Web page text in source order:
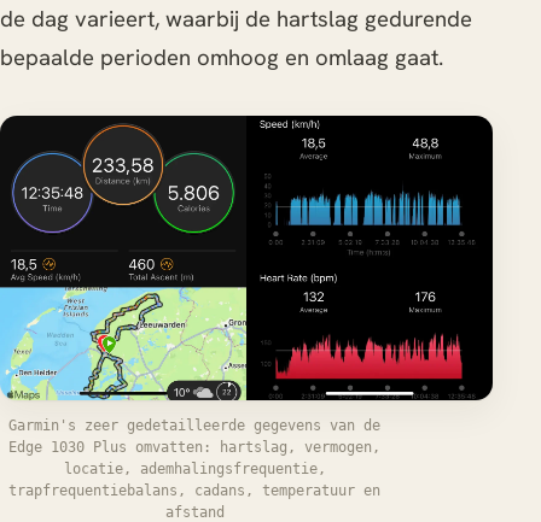
de dag varieert, waarbij de hartslag gedurende
bepaalde perioden omhoog en omlaag gaat.
Garmin's zeer gedetailleerde gegevens van de
Edge 1030 Plus omvatten: hartslag, vermogen,
locatie, ademhalingsfrequentie,
trapfrequentiebalans, cadans, temperatuur en
afstand